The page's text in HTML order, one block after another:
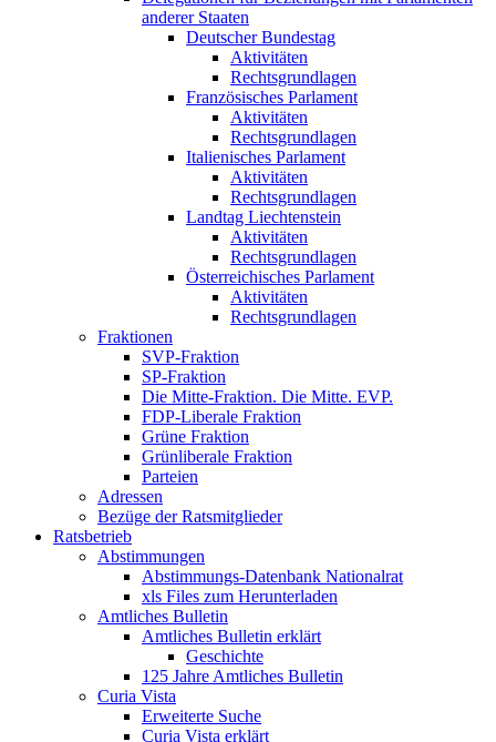
anderer Staaten
Deutscher Bundestag
Aktivitäten
Rechtsgrundlagen
Französisches Parlament
Aktivitäten
Rechtsgrundlagen
Italienisches Parlament
Aktivitäten
Rechtsgrundlagen
Landtag Liechtenstein
Aktivitäten
Rechtsgrundlagen
Österreichisches Parlament
Aktivitäten
Rechtsgrundlagen
Fraktionen
SVP-Fraktion
SP-Fraktion
Die Mitte-Fraktion. Die Mitte. EVP.
FDP-Liberale Fraktion
Grüne Fraktion
Grünliberale Fraktion
Parteien
Adressen
Bezüge der Ratsmitglieder
Ratsbetrieb
Abstimmungen
Abstimmungs-Datenbank Nationalrat
xls Files zum Herunterladen
Amtliches Bulletin
Amtliches Bulletin erklärt
Geschichte
125 Jahre Amtliches Bulletin
Curia Vista
Erweiterte Suche
Curia Vista erklärt